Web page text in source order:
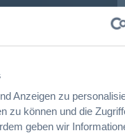
Anzeigen zu
zu können und die
geben wir
Erforderliche Felder